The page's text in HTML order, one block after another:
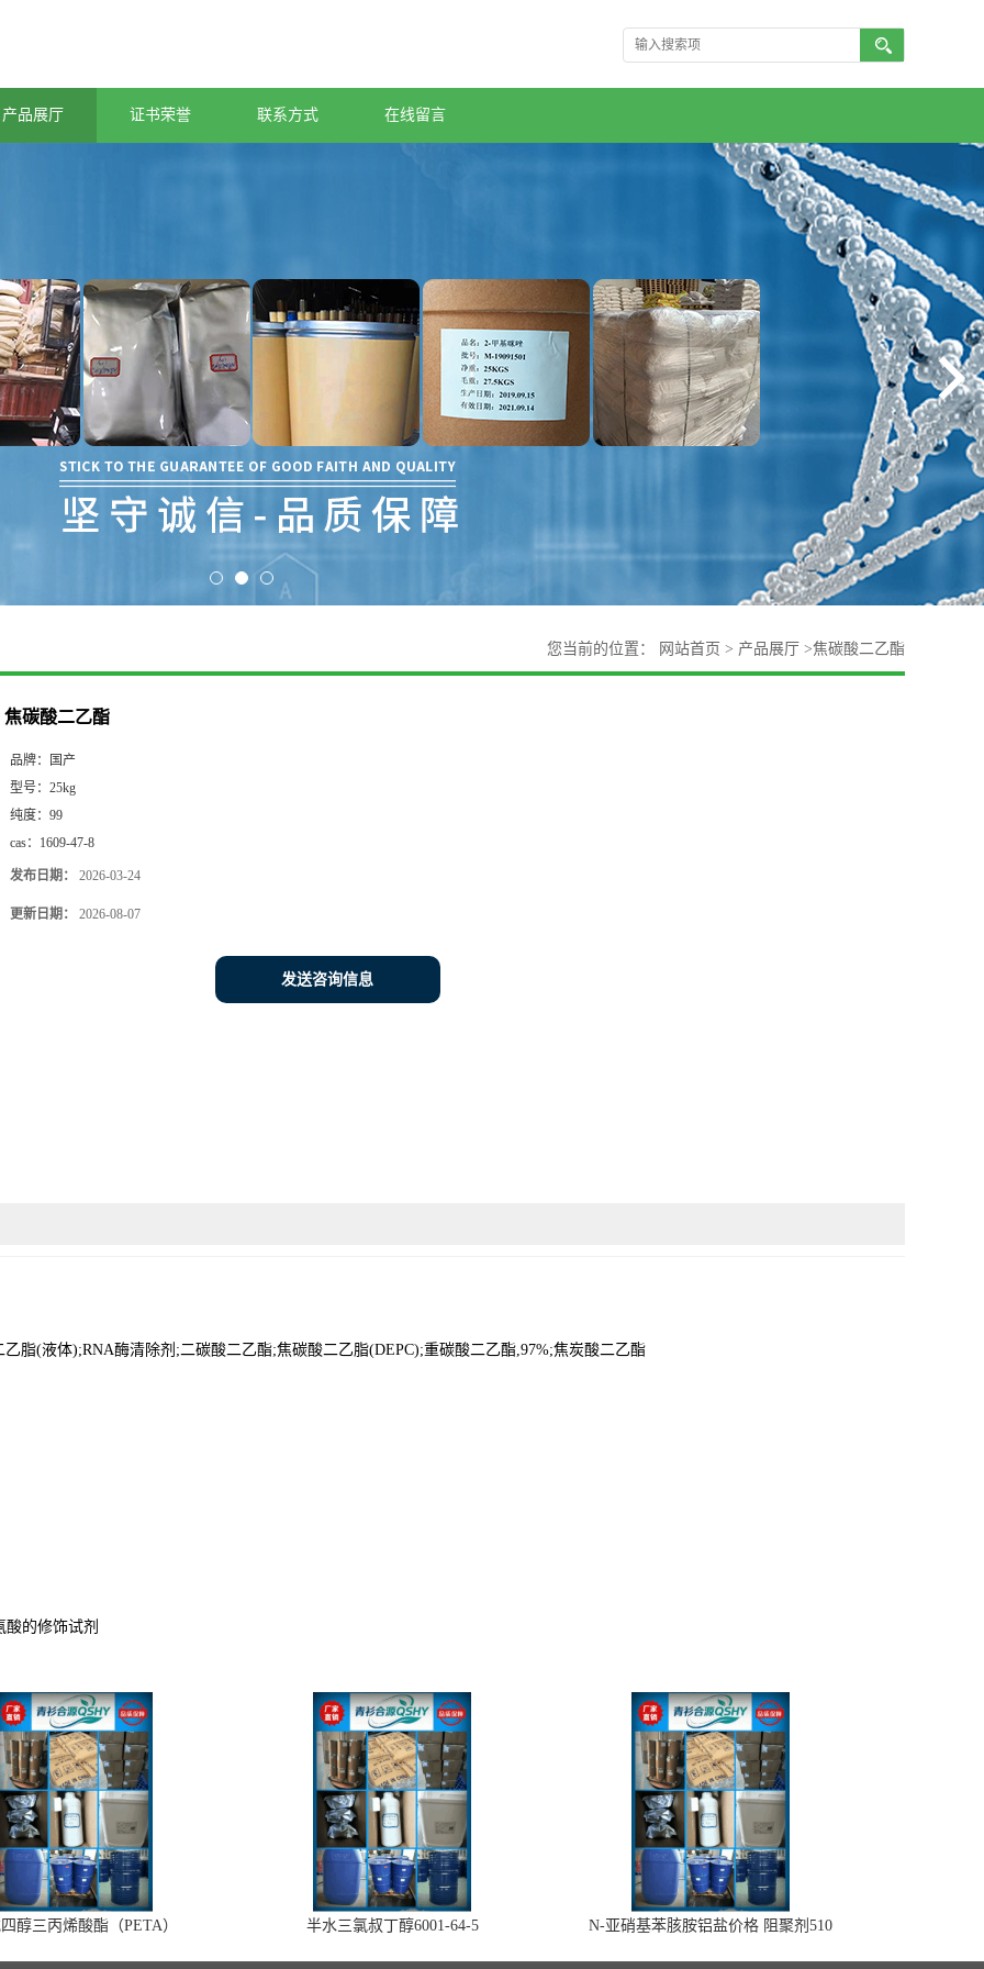
产品展厅 证书荣誉 联系方式 在线留言
您当前的位置： 网站首页 > 产品展厅 >焦碳酸二乙酯
焦碳酸二乙酯
品牌：
国产
型号： 25kg
纯度： 99
cas： 1609-47-8
发布日期： 2026-03-24
更新日期： 2026-08-07
发送咨询信息
脂(液体);RNA酶清除剂;二碳酸二乙酯;焦碳酸二乙脂(DEPC);重碳酸二乙酯,97%;焦炭酸二乙酯
的修饰试剂
醇三丙烯酸酯（PETA） 半水三氯叔丁醇6001-64-5 N-亚硝基苯胲胺铝盐价格 阻聚剂510